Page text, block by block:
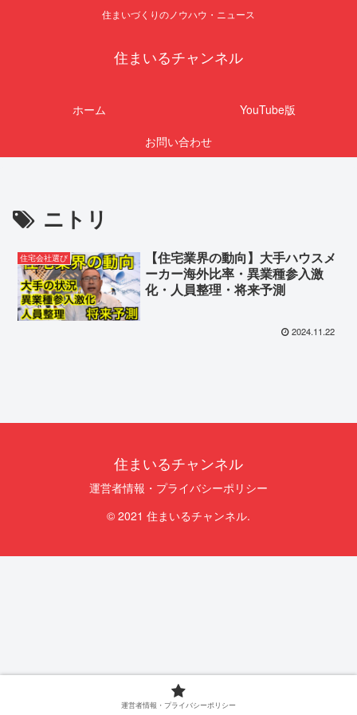
住まいづくりのノウハウ・ニュース
住まいるチャンネル
ホーム
YouTube版
お問い合わせ
ニトリ
住宅会社選び
【住宅業界の動向】大手ハウスメ
ーカー海外比率・異業種参入激
化・人員整理・将来予測
2024.11.22
住まいるチャンネル
運営者情報・プライバシーポリシー
© 2021 住まいるチャンネル.
運営者情報・プライバシーポリシー